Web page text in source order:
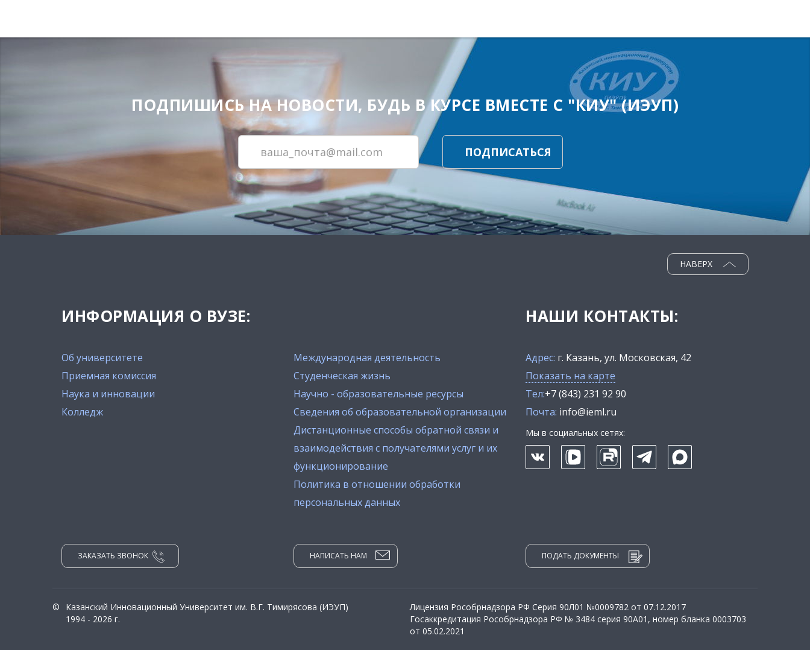
ПОДПИШИСЬ НА НОВОСТИ, БУДЬ В КУРСЕ ВМЕСТЕ С "КИУ" (ИЭУП)
ПОДПИСАТЬСЯ
ИНФОРМАЦИЯ О ВУЗЕ:
Об университете
Приемная комиссия
Наука и инновации
Колледж
Международная деятельность
Студенческая жизнь
Научно - образовательные ресурсы
Сведения об образовательной организации
Дистанционные способы обратной связи и
взаимодействия с получателями услуг и их
функционирование
Политика в отношении обработки
персональных данных
НАВЕРХ
НАШИ КОНТАКТЫ:
Адрес: г. Казань, ул. Московская, 42
Показать на карте
Тел:+7 (843) 231 92 90
Почта: info@ieml.ru
Мы в социальных сетях:
ЗАКАЗАТЬ ЗВОНОК НАПИСАТЬ НАМ ПОДАТЬ ДОКУМЕНТЫ
©
Казанский Инновационный Университет им. В.Г. Тимирясова (ИЭУП)
1994 - 2026 г.
Лицензия Рособрнадзора РФ Серия 90Л01 №0009782 от 07.12.2017
Госаккредитация Рособрнадзора РФ № 3484 серия 90А01, номер бланка 0003703
от 05.02.2021